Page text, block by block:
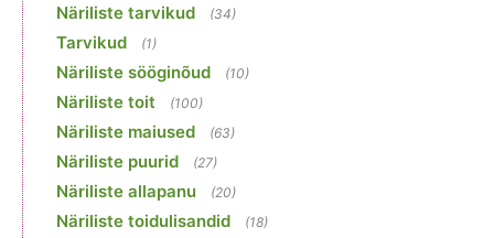
Näriliste tarvikud (34)
Tarvikud (1)
Näriliste sööginõud (10)
Näriliste toit (100)
Näriliste maiused (63)
Näriliste puurid (27)
Näriliste allapanu (20)
Näriliste toidulisandid (18)